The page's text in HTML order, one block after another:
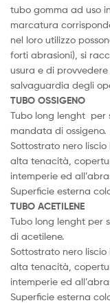
tubo gomma ad uso
marcatura
nel loro utilizzo
forti abrasioni), si
usura e di
salvaguardia degli
TUBO OSSIGENO
Tubo long lenght per
mandata di ossigeno.
Sottostrato nero
alta tenacità,
intemperie ed
Superficie esterna
TUBO ACETILENE
Tubo long lenght per
di acetilene.
Sottostrato nero
alta tenacità,
intemperie ed
Superficie esterna